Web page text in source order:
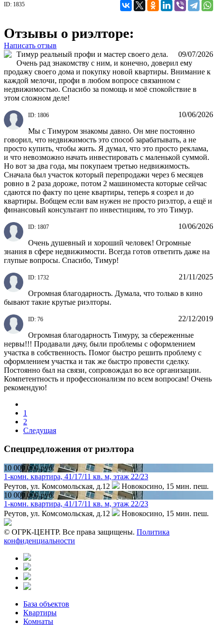
Отзывы о риэлторе:
Написать отзыв
09/07/2026
ID: 1835
Тимур реальный профи и мастер своего дела.
Очень рад знакомству с ним, и конечно, доверил ему
продажу своего дома и покупку новой квартиры. Внимание к
каждой мелочи, профи в любом вопросе связанном с
недвижимостью. Спасибо за помощь и моё спокойствие в
этом сложном деле!
10/06/2026
ID: 1806
Мы с Тимуром знакомы давно. Он мне постоянно
говорил, что недвижимость это способ зарабатывать, а не
просто купить, чтобы жить. Я думал, что это просто реклама,
и что невозможно начать инвестировать с маленькой суммой.
Но вот за два года, мы покупаем третью недвижимость.
Сначала был участок который перепродажи через 6 месяцев
ровно в 2 раза дороже, потом 2 машиноместа которые сейчас
сдаются по факту по цене квартиры, теперь я созрел и до
квартиры. Вобщем если вам нужен не просто риэлтор, а ещё и
финансовый консультант по инвестициям, то это Тимур.
10/06/2026
ID: 1807
Очень душевный и хороший человек! Огромные
знания в сфере недвижимости. Всегда готов ответить даже на
глупые вопросы. Спасибо, Тимур!
21/11/2025
ID: 1732
Огромная благодарность. Думала, что только в кино
бывают такие крутые риэлторы.
22/12/2019
ID: 76
Огромная благодарность Тимуру, за сбереженные
нервы!!! Продавали дачу, были проблемы с оформлением
участка в собственность. Помог быстро решить проблему с
оформлением участка и так же быстро провести сделку.
Постоянно был на связи, сопровождал во все организации.
Компетентность и профессионализм по всем вопросам! Очень
рекомендую!
1
2
Следущая
Спецпредложения от риэлтора
10 000 000 руб.
1-комн. квартира, 41/17/11 кв. м, этаж 22/23
Реутов, ул. Комсомольская, д.12
Новокосино, 15 мин. пеш.
10 000 000 руб.
1-комн. квартира, 41/17/11 кв. м, этаж 22/23
Реутов, ул. Комсомольская, д.12
Новокосино, 15 мин. пеш.
© ОГРК-ЦЕНТР. Все права защищены. Политика
конфиденциальности
База объектов
Квартиры
Комнаты